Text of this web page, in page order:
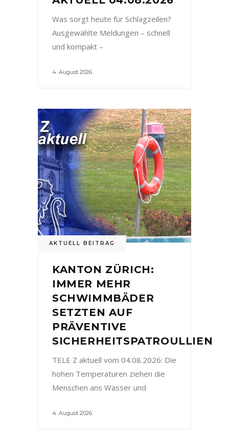
Was sorgt heute für Schlagzeilen?
Ausgewählte Meldungen – schnell
und kompakt –
4. August 2026
AKTUELL BEITRAG
KANTON ZÜRICH:
IMMER MEHR
SCHWIMMBÄDER
SETZTEN AUF
PRÄVENTIVE
SICHERHEITSPATROULLIEN
TELE Z aktuell vom 04.08.2026: Die
hohen Temperaturen ziehen die
Menschen ans Wasser und
4. August 2026